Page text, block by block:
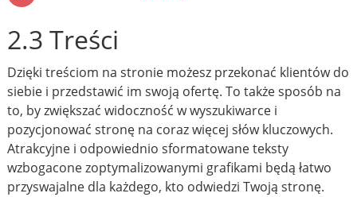
2.3 Treści
Dzięki treściom na stronie możesz przekonać klientów do
siebie i przedstawić im swoją ofertę. To także sposób na
to, by zwiększać widoczność w wyszukiwarce i
pozycjonować stronę na coraz więcej słów kluczowych.
Atrakcyjne i odpowiednio sformatowane teksty
wzbogacone zoptymalizowanymi grafikami będą łatwo
przyswajalne dla każdego, kto odwiedzi Twoją stronę.